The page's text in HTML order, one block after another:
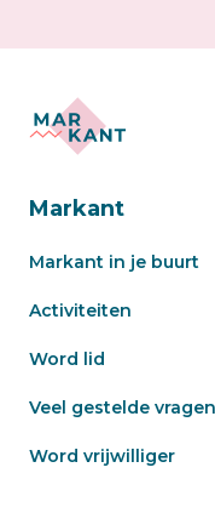
Markant
Markant in je buurt
Activiteiten
Word lid
Veel gestelde vragen
Word vrijwilliger